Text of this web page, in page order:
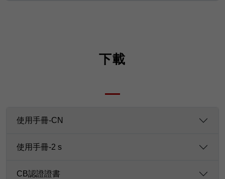
下載
使用手冊-CN
使用手冊-2 s
CB認證證書